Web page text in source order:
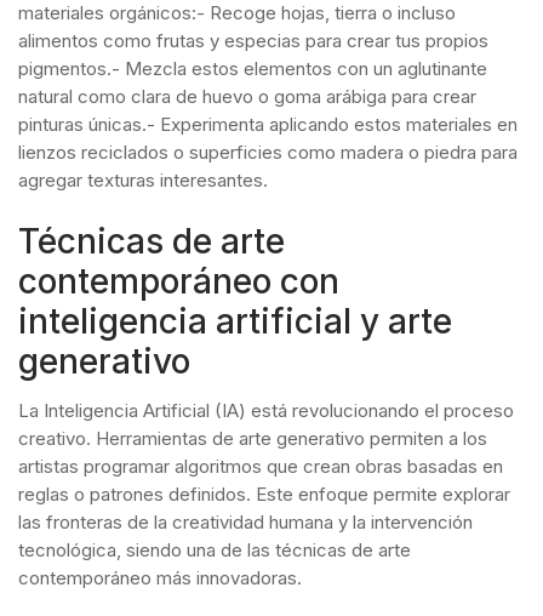
materiales orgánicos:- Recoge hojas, tierra o incluso
alimentos como frutas y especias para crear tus propios
pigmentos.- Mezcla estos elementos con un aglutinante
natural como clara de huevo o goma arábiga para crear
pinturas únicas.- Experimenta aplicando estos materiales en
lienzos reciclados o superficies como madera o piedra para
agregar texturas interesantes.
Técnicas de arte
contemporáneo con
inteligencia artificial y arte
generativo
La Inteligencia Artificial (IA) está revolucionando el proceso
creativo. Herramientas de arte generativo permiten a los
artistas programar algoritmos que crean obras basadas en
reglas o patrones definidos. Este enfoque permite explorar
las fronteras de la creatividad humana y la intervención
tecnológica, siendo una de las técnicas de arte
contemporáneo más innovadoras.